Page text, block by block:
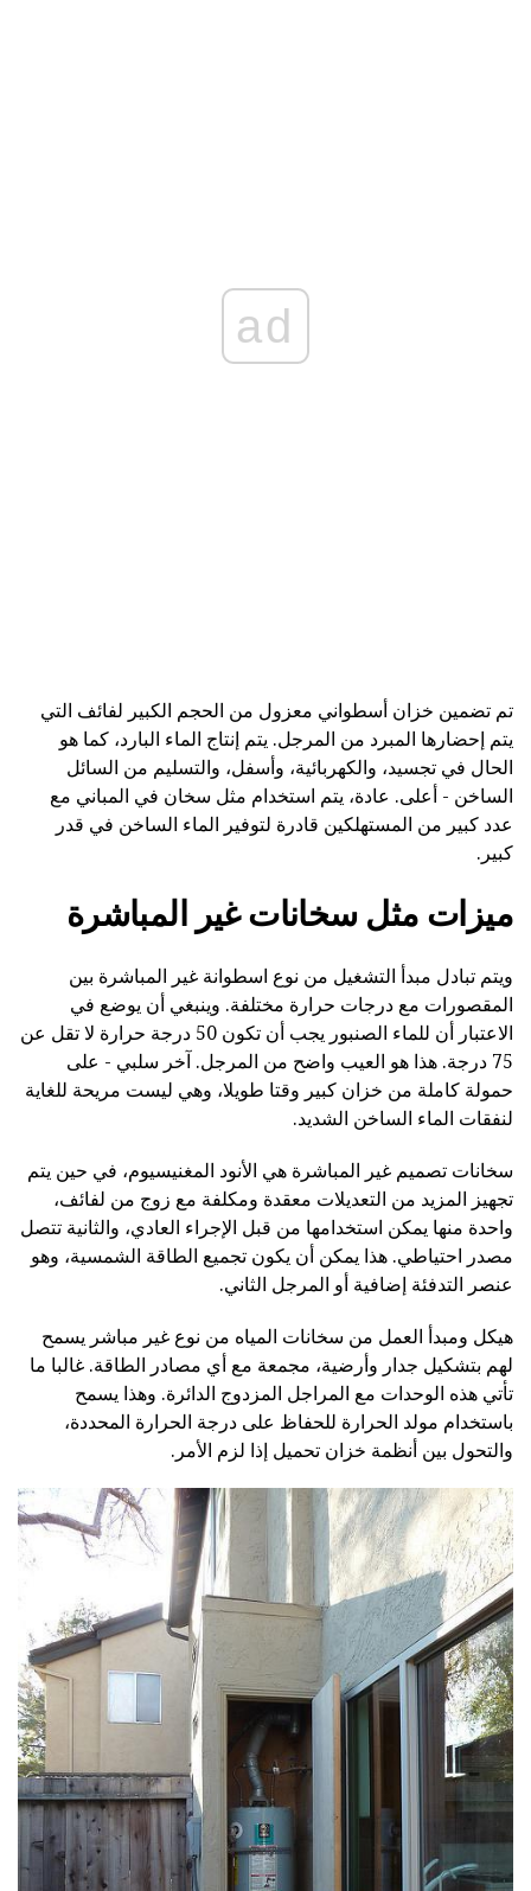
ad
تم تضمين خزان أسطواني معزول من الحجم الكبير لفائف التي
يتم إحضارها المبرد من المرجل. يتم إنتاج الماء البارد، كما هو
الحال في تجسيد، والكهربائية، وأسفل، والتسليم من السائل
الساخن - أعلى. عادة، يتم استخدام مثل سخان في المباني مع
عدد كبير من المستهلكين قادرة لتوفير الماء الساخن في قدر
كبير.
ميزات مثل سخانات غير المباشرة
ويتم تبادل مبدأ التشغيل من نوع اسطوانة غير المباشرة بين
المقصورات مع درجات حرارة مختلفة. وينبغي أن يوضع في
الاعتبار أن للماء الصنبور يجب أن تكون 50 درجة حرارة لا تقل عن
75 درجة. هذا هو العيب واضح من المرجل. آخر سلبي - على
حمولة كاملة من خزان كبير وقتا طويلا، وهي ليست مريحة للغاية
لنفقات الماء الساخن الشديد.
سخانات تصميم غير المباشرة هي الأنود المغنيسيوم، في حين يتم
تجهيز المزيد من التعديلات معقدة ومكلفة مع زوج من لفائف،
واحدة منها يمكن استخدامها من قبل الإجراء العادي، والثانية تتصل
مصدر احتياطي. هذا يمكن أن يكون تجميع الطاقة الشمسية، وهو
عنصر التدفئة إضافية أو المرجل الثاني.
هيكل ومبدأ العمل من سخانات المياه من نوع غير مباشر يسمح
لهم بتشكيل جدار وأرضية، مجمعة مع أي مصادر الطاقة. غالبا ما
تأتي هذه الوحدات مع المراجل المزدوج الدائرة. وهذا يسمح
باستخدام مولد الحرارة للحفاظ على درجة الحرارة المحددة،
والتحول بين أنظمة خزان تحميل إذا لزم الأمر.